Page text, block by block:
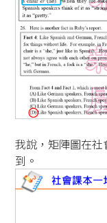
我說，矩陣圖在
到。